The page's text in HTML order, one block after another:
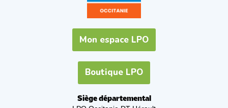
Mon espace LPO
Boutique LPO
Siège départemental